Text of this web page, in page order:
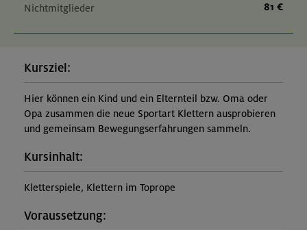
Nichtmitglieder 81 €
Kursziel:
Hier können ein Kind und ein Elternteil bzw. Oma oder
Opa zusammen die neue Sportart Klettern ausprobieren
und gemeinsam Bewegungserfahrungen sammeln.
Kursinhalt:
Kletterspiele, Klettern im Toprope
Voraussetzung: